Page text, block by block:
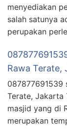
menyediakan
salah satunya
perupakan
Rawa Terate,
087877691539
Terate, Jakarta
masjid yang di
merupakan